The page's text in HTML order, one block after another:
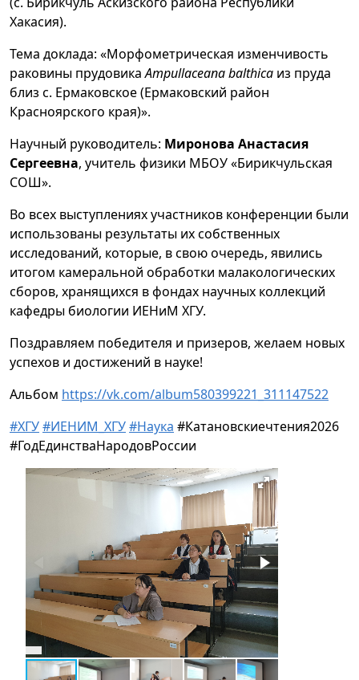
Хакасия).
Тема доклада: «Морфометрическая изменчивость
раковины прудовикаAmpullaceana balthica из пруда
близ с. Ермаковское (Ермаковский район
Красноярского края)».
Научный руководитель: Миронова Анастасия
Сергеевна, учитель физики МБОУ «Бирикчульская
СОШ».
Во всех выступлениях участников конференции были
использованы результаты их собственных
исследований, которые, в свою очередь, явились
итогом камеральной обработки малакологических
сборов, хранящихся в фондах научных коллекций
кафедры биологии ИЕНиМ ХГУ.
Поздравляем победителя и призеров, желаем новых
успехов и достижений в науке!
Альбом https://vk.com/album580399221_311147522
#ХГУ#ИЕНИМ_ХГУ#Наука #Катановскиечтения2026
#ГодЕдинстваНародовРоссии